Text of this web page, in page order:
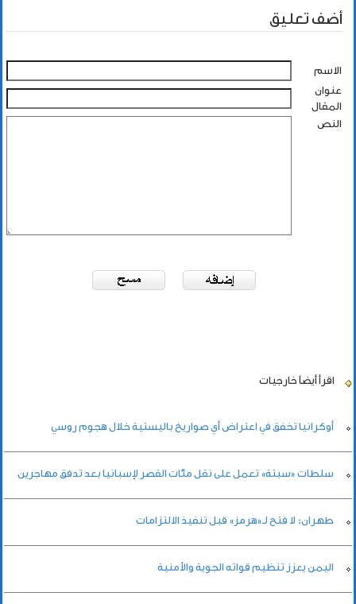
أضف تعليق
الاسم
عنوان
المقال
النص
اقرأ أيضاً خارجيات
أوكرانيا تخفق في اعتراض أي صواريخ باليستية خلال هجوم روسي
سلطات «سبتة» تعمل على نقل مئات القصر لإسبانيا بعد تدفق مهاجرين
طهران: لا فتح لـ«هرمز» قبل تنفيذ الالتزامات
اليمن يعزز تنظيم قواته الجوية والأمنية